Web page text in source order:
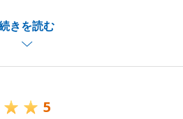
きを読む
私自身安心しております。
ございましたら、不動産の「か
にご相談くださいませ。
5